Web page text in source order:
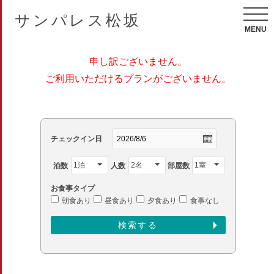
サンパレス松坂
MENU
申し訳ございません。
ご利用いただけるプランがございません。
チェックイン日
泊数 人数 部屋数
お食事タイプ
朝食あり
昼食あり 夕食あり 食事なし